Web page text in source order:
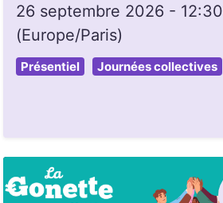
26 septembre 2026 - 12:30
(Europe/Paris)
Présentiel Journées collectives